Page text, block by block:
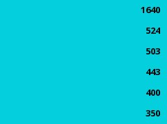
1640
524
503
443
400
350